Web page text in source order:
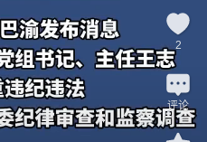
2
评论